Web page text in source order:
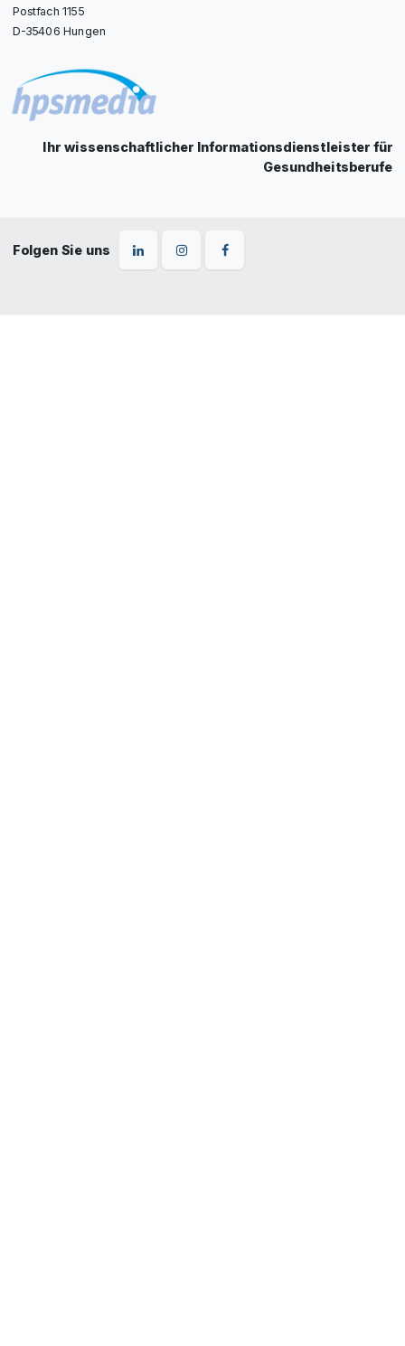
Postfach 1155
D-35406 Hungen
Ihr wissenschaftlicher Informationsdienstleister für
Gesundheitsberufe
Folgen Sie uns